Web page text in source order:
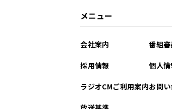
メニュー
会社案内
採用情報
ラジオCMご利用案内
番組
個人
お問